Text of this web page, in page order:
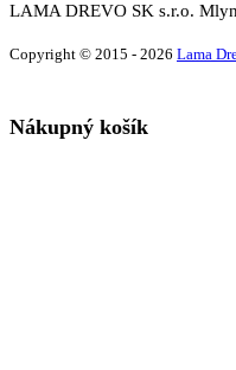
LAMA DREVO SK s.r.o.
Copyright © 2015 - 2026 Lama
Nákupný košík